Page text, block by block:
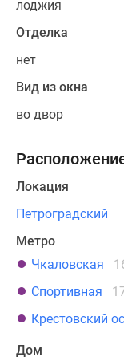
лоджия
Отделка
нет
Вид из окна
во двор
Локация
Петроградский
Метро
Чкаловская
Спортивная
Крестовский
Дом